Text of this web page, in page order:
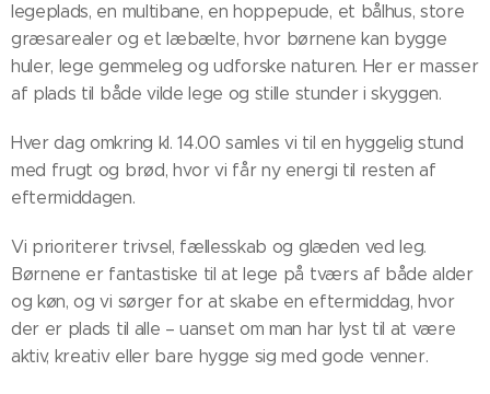
legeplads, en multibane, en hoppepude, et bålhus, store
græsarealer og et læbælte, hvor børnene kan bygge
huler, lege gemmeleg og udforske naturen. Her er masser
af plads til både vilde lege og stille stunder i skyggen.
Hver dag omkring kl. 14.00 samles vi til en hyggelig stund
med frugt og brød, hvor vi får ny energi til resten af
eftermiddagen.
Vi prioriterer trivsel, fællesskab og glæden ved leg.
Børnene er fantastiske til at lege på tværs af både alder
og køn, og vi sørger for at skabe en eftermiddag, hvor
der er plads til alle – uanset om man har lyst til at være
aktiv, kreativ eller bare hygge sig med gode venner.